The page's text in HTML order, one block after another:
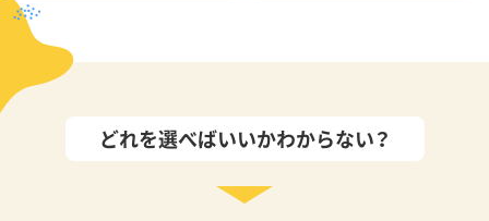
どれを選べばいいかわからない？